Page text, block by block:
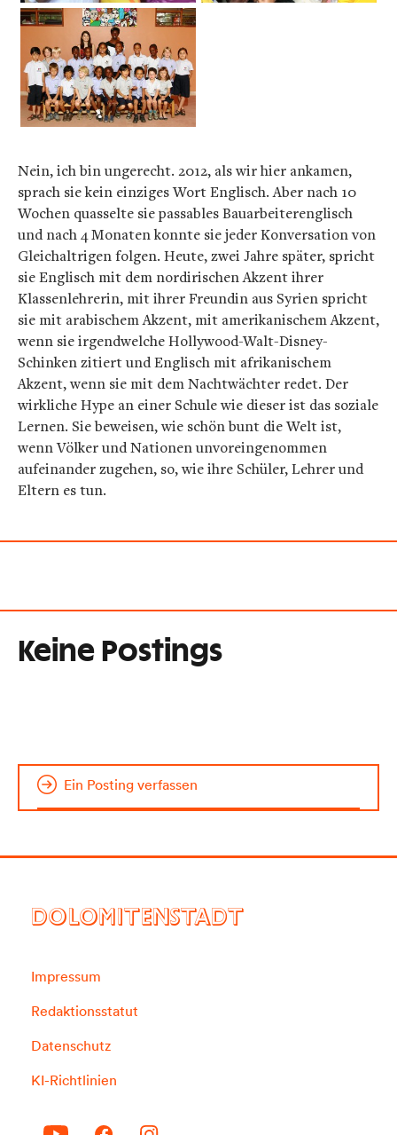
Nein, ich bin ungerecht. 2012, als wir hier ankamen,
sprach sie kein einziges Wort Englisch. Aber nach 10
Wochen quasselte sie passables Bauarbeiterenglisch
und nach 4 Monaten konnte sie jeder Konversation von
Gleichaltrigen folgen. Heute, zwei Jahre später, spricht
sie Englisch mit dem nordirischen Akzent ihrer
Klassenlehrerin, mit ihrer Freundin aus Syrien spricht
sie mit arabischem Akzent, mit amerikanischem Akzent,
wenn sie irgendwelche Hollywood-Walt-Disney-
Schinken zitiert und Englisch mit afrikanischem
Akzent, wenn sie mit dem Nachtwächter redet. Der
wirkliche Hype an einer Schule wie dieser ist das soziale
Lernen. Sie beweisen, wie schön bunt die Welt ist,
wenn Völker und Nationen unvoreingenommen
aufeinander zugehen, so, wie ihre Schüler, Lehrer und
Eltern es tun.
Keine Postings
Ein Posting verfassen
DOLOMITENSTADT
Impressum
Redaktionsstatut
Datenschutz
KI-Richtlinien